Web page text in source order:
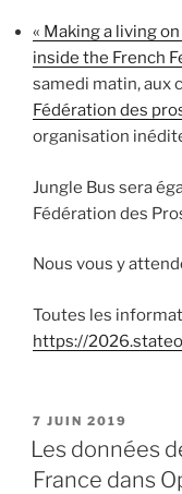
« Making a living
inside the French
samedi matin, aux
Fédération des
organisation
Jungle Bus sera
Fédération des
Nous vous y
Toutes les
https://
PUBLIÉ
LE
7 JUIN 2019
Les données
France dans